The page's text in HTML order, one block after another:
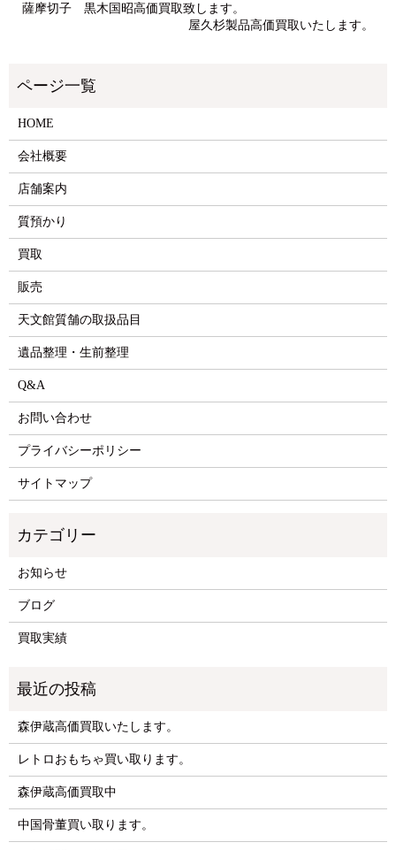
薩摩切子 黒木国昭高価買取致します。
屋久杉製品高価買取いたします。
HOME
会社概要
店舗案内
質預かり
買取
販売
天文館質舗の取扱品目
遺品整理・生前整理
Q&A
お問い合わせ
プライバシーポリシー
サイトマップ
お知らせ
ブログ
買取実績
森伊蔵高価買取いたします。
レトロおもちゃ買い取ります。
森伊蔵高価買取中
中国骨董買い取ります。